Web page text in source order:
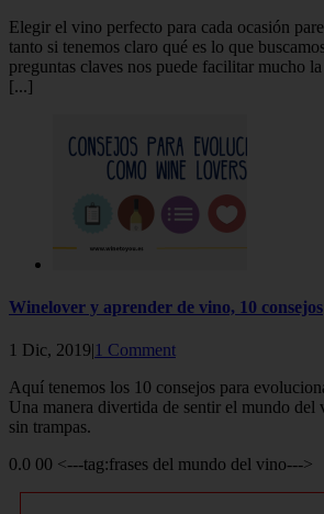
Elegir el vino perfecto para cada ocasión
tanto si tenemos claro qué es lo que
preguntas claves nos puede facilitar mucho
[...]
Winelover y aprender de vino, 10 consejos
1 Dic, 2019|1 Comment
Aquí tenemos los 10 consejos para
Una manera divertida de sentir el mundo del
sin trampas.
0.0 00 <---tag:frases del mundo del vino--->